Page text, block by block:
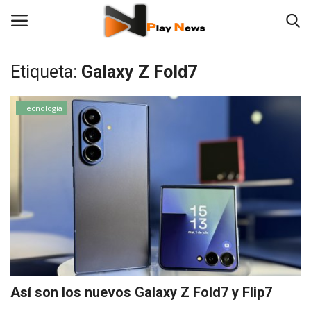
TV en Vivo
Contáctenos
Las 12 Play
Etiqueta: Galaxy Z Fold7
Tecnología
Así son los nuevos Galaxy Z Fold7 y Flip7